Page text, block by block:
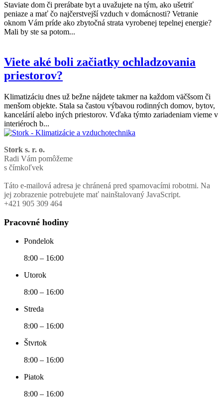
Staviate dom či prerábate byt a uvažujete na tým, ako ušetriť
peniaze a mať čo najčerstvejší vzduch v domácnosti? Vetranie
oknom Vám príde ako zbytočná strata vyrobenej tepelnej energie?
Mali by ste sa potom...
Viete aké boli začiatky ochladzovania
priestorov?
Klimatizáciu dnes už bežne nájdete takmer na každom väčšsom či
menšom objekte. Stala sa častou výbavou rodinných domov, bytov,
kancelárií alebo iných priestorov. Vďaka týmto zariadeniam vieme v
interiéroch b...
Stork s. r. o.
Radi Vám pomôžeme
s čímkoľvek
Táto e-mailová adresa je chránená pred spamovacími robotmi. Na
jej zobrazenie potrebujete mať nainštalovaný JavaScript.
+421 905 309 464
Pracovné hodiny
Pondelok
8:00 – 16:00
Utorok
8:00 – 16:00
Streda
8:00 – 16:00
Štvrtok
8:00 – 16:00
Piatok
8:00 – 16:00